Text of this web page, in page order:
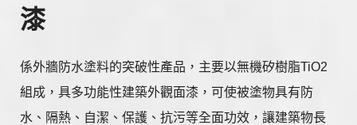
漆
係外牆防水塗料的突破性產品，主要以無機矽樹脂TiO2
組成，具多功能性建築外觀面漆，可使被塗物具有防
水、隔熱、自潔、保護、抗污等全面功效，讓建築物長